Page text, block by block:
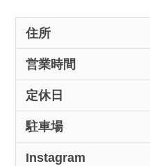
住所
営業時間
定休日
駐車場
Instagram